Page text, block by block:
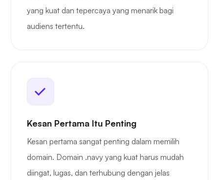
yang kuat dan tepercaya yang menarik bagi
audiens tertentu.
Kesan Pertama Itu Penting
Kesan pertama sangat penting dalam memilih
domain. Domain .navy yang kuat harus mudah
diingat, lugas, dan terhubung dengan jelas